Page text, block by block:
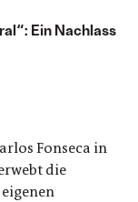
Ein Nachlass
Fonseca in
die